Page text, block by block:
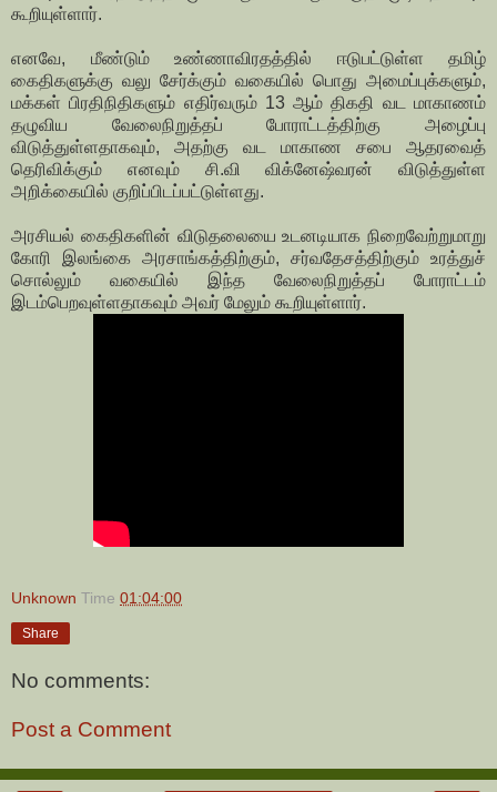
கூறியுள்ளார்.
எனவே, மீண்டும் உண்ணாவிரதத்தில் ஈடுபட்டுள்ள தமிழ்
கைதிகளுக்கு வலு சேர்க்கும் வகையில் பொது அமைப்புக்களும்,
மக்கள் பிரதிநிதிகளும் எதிர்வரும் 13 ஆம் திகதி வட மாகாணம்
தழுவிய வேலைநிறுத்தப் போராட்டத்திற்கு அழைப்பு
விடுத்துள்ளதாகவும், அதற்கு வட மாகாண சபை ஆதரவைத்
தெரிவிக்கும் எனவும் சி.வி விக்னேஷ்வரன் விடுத்துள்ள
அறிக்கையில் குறிப்பிடப்பட்டுள்ளது.
அரசியல் கைதிகளின் விடுதலையை உடனடியாக நிறைவேற்றுமாறு
கோரி இலங்கை அரசாங்கத்திற்கும், சர்வதேசத்திற்கும் உரத்துச்
சொல்லும் வகையில் இந்த வேலைநிறுத்தப் போராட்டம்
இடம்பெறவுள்ளதாகவும் அவர் மேலும் கூறியுள்ளார்.
Unknown Time 01:04:00
Share
No comments:
Post a Comment